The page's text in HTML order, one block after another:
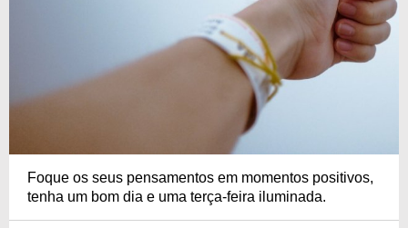
Foque os seus pensamentos em momentos positivos,
tenha um bom dia e uma terça-feira iluminada.